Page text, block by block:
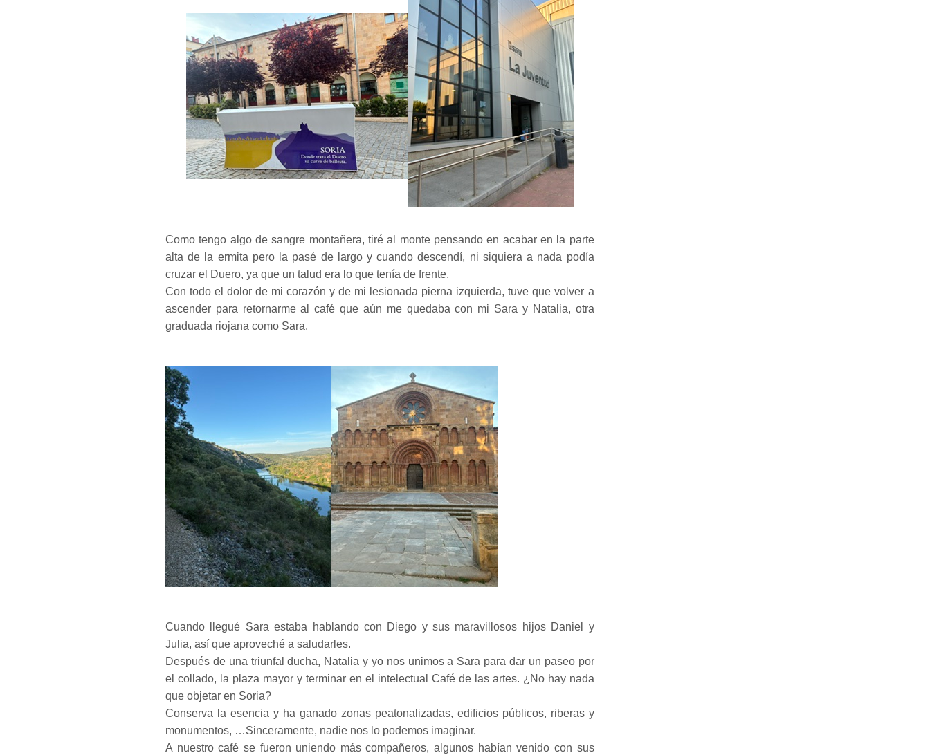
Como tengo algo de sangre montañera, tiré al monte pensando en acabar en la parte
alta de la ermita pero la pasé de largo y cuando descendí, ni siquiera a nada podía
cruzar el Duero, ya que un talud era lo que tenía de frente.
Con todo el dolor de mi corazón y de mi lesionada pierna izquierda, tuve que volver a
ascender para retornarme al café que aún me quedaba con mi Sara y Natalia, otra
graduada riojana como Sara.
Cuando llegué Sara estaba hablando con Diego y sus maravillosos hijos Daniel y
Julia, así que aproveché a saludarles.
Después de una triunfal ducha, Natalia y yo nos unimos a Sara para dar un paseo por
el collado, la plaza mayor y terminar en el intelectual Café de las artes. ¿No hay nada
que objetar en Soria?
Conserva la esencia y ha ganado zonas peatonalizadas, edificios públicos, riberas y
monumentos, …Sinceramente, nadie nos lo podemos imaginar.
A nuestro café se fueron uniendo más compañeros, algunos habían venido con sus